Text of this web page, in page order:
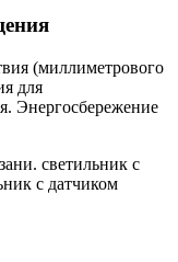
(миллиметрового
для
Энергосбережение
светильник с
с датчиком